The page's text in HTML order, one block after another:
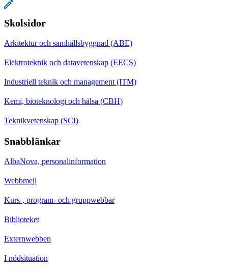
Skolsidor
Arkitektur och samhällsbyggnad (ABE)
Elektroteknik och datavetenskap (EECS)
Industriell teknik och management (ITM)
Kemi, bioteknologi och hälsa (CBH)
Teknikvetenskap (SCI)
Snabblänkar
AlbaNova, personalinformation
Webbmejl
Kurs-, program- och gruppwebbar
Biblioteket
Externwebben
I nödsituation